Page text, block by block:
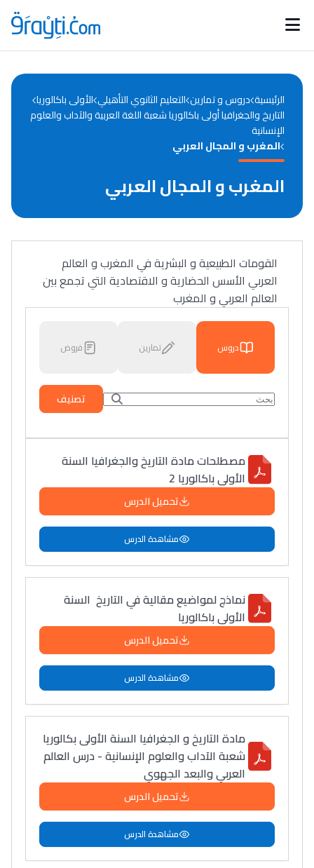
Catégories
d'actualités
Annonces bourses
الرئيسية دروس و تمارين التعليم الثانوي التأهيلي الأولى باكالوريا
التاريخ والجغرافيا أولى باكالوريا شعبة اللغة العربية والآداب والعلوم
الإنسانية
المغرب و المجال العربي
المغرب و المجال العربي
القومات الطبيعية و البشرية في المغرب و العالم
العربي الأسس الحضارية و الاقتصادية التي تجمع بين
العالم العربي و المغرب
دروس تمارين فروض
تصنيف
مصطلحات مادة التاريخ والجغرافيا السنة
الأولى باكالوريا 2
تحميل الدرس
مشاهدة الدرس
نماذج لمواضيع مقالية في التاريخ السنة
الأولى باكالوريا
تحميل الدرس
مشاهدة الدرس
مادة التاريخ و الجغرافيا السنة الأولى بكالوريا
شعبة الآداب والعلوم الإنسانية - درس العالم
العربي والبعد الجهوي
تحميل الدرس
مشاهدة الدرس